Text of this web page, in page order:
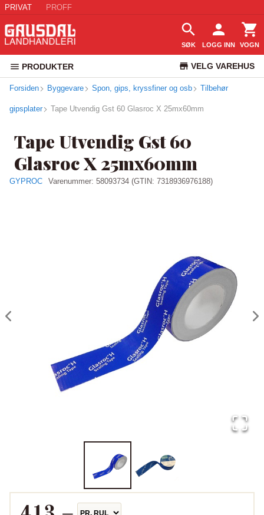
PRIVAT PROFF
SØK LOGG INN VOGN
PRODUKTER VELG VAREHUS
KUNDESERVICE
Forsiden Byggevare Spon, gips, kryssfiner og osb Tilbehør
gipsplater Tape Utvendig Gst 60 Glasroc X 25mx60mm
Tape Utvendig Gst 60
Glasroc X 25mx60mm
GYPROC Varenummer: 58093734 (GTIN: 7318936976188)